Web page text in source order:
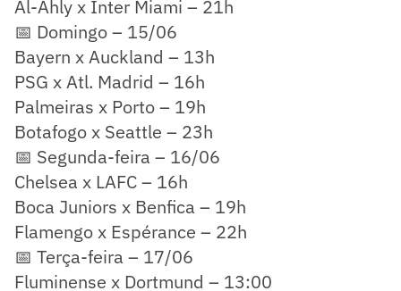
Al-Ahly x Inter Miami – 21h
📅 Domingo – 15/06
Bayern x Auckland – 13h
PSG x Atl. Madrid – 16h
Palmeiras x Porto – 19h
Botafogo x Seattle – 23h
📅 Segunda-feira – 16/06
Chelsea x LAFC – 16h
Boca Juniors x Benfica – 19h
Flamengo x Espérance – 22h
📅 Terça-feira – 17/06
Fluminense x Dortmund – 13:00